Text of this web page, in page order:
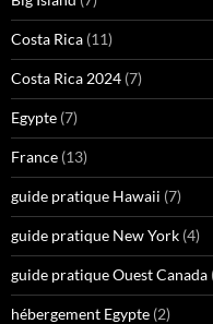
Costa Rica (11)
Costa Rica 2024 (7)
Egypte (7)
France (13)
guide pratique Hawaii (7)
guide pratique New York (4)
guide pratique Ouest Canada
hébergement Egypte (2)